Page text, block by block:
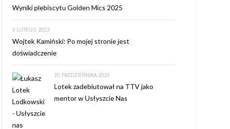
Wyniki plebiscytu Golden Mics 2025
3 LUTEGO 2022
Wojtek Kamiński: Po mojej stronie jest
doświadczenie
20 PAŹDZIERNIKA 2020
Lotek zadebiutował na TTV jako
mentor w Usłyszcie Nas